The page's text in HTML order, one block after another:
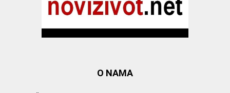
O NAMA